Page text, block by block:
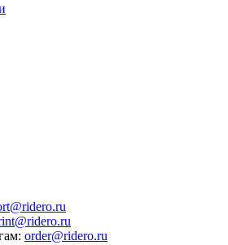
: order@ridero.ru